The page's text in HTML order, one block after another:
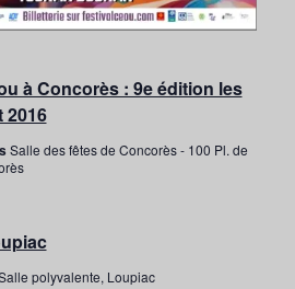
à Concorès : 9e édition les
2016
Salle des fêtes de Concorès - 100 Pl. de
polyvalente, Loupiac